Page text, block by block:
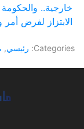
خارجية..
الابتزاز لفرض أمر
Categories: رئيسي,